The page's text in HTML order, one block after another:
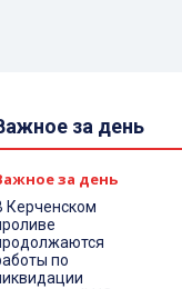
за день
за день
Керченском
по